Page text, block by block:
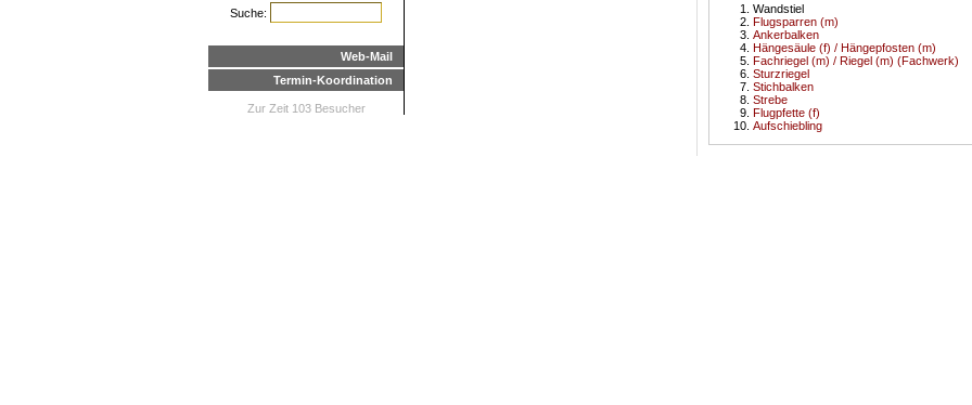
Suche:
Web-Mail
Termin-Koordination
Zur Zeit 103 Besucher
Wandstiel
Flugsparren (m)
Ankerbalken
Hängesäule (f) / Hängepfosten (m)
Fachriegel (m) / Riegel (m) (Fachwerk)
Sturzriegel
Stichbalken
Strebe
Flugpfette (f)
Aufschiebling